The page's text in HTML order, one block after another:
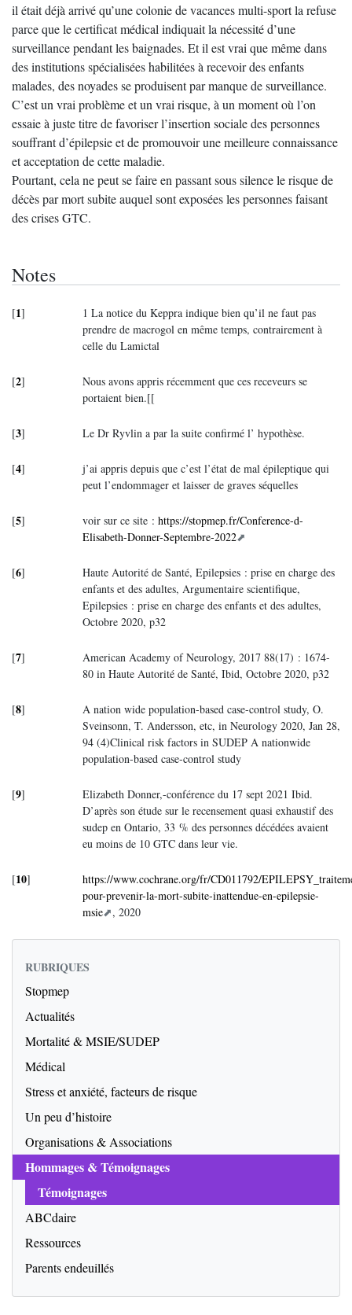
il était déjà arrivé qu’une colonie de vacances multi-sport la refuse
parce que le certificat médical indiquait la nécessité d’une
surveillance pendant les baignades. Et il est vrai que même dans
des institutions spécialisées habilitées à recevoir des enfants
malades, des noyades se produisent par manque de surveillance.
C’est un vrai problème et un vrai risque, à un moment où l’on
essaie à juste titre de favoriser l’insertion sociale des personnes
souffrant d’épilepsie et de promouvoir une meilleure connaissance
et acceptation de cette maladie.
Pourtant, cela ne peut se faire en passant sous silence le risque de
décès par mort subite auquel sont exposées les personnes faisant
des crises GTC.
Notes
[1]
1 La notice du Keppra indique bien qu’il ne faut pas
prendre de macrogol en même temps, contrairement à
celle du Lamictal
[2]
Nous avons appris récemment que ces receveurs se
portaient bien.[[
[3] Le Dr Ryvlin a par la suite confirmé l’ hypothèse.
[4]
j’ai appris depuis que c’est l’état de mal épileptique qui
peut l’endommager et laisser de graves séquelles
[5] voir sur ce site : https://stopmep.fr/Conference-d-
Elisabeth-Donner-Septembre-2022
[6]
Haute Autorité de Santé, Epilepsies : prise en charge des
enfants et des adultes, Argumentaire scientifique,
Epilepsies : prise en charge des enfants et des adultes,
Octobre 2020, p32
[7]
American Academy of Neurology, 2017 88(17) : 1674-
80 in Haute Autorité de Santé, Ibid, Octobre 2020, p32
[8]
A nation wide population-based case-control study, O.
Sveinsonn, T. Andersson, etc, in Neurology 2020, Jan 28,
94 (4)Clinical risk factors in SUDEP A nationwide
population-based case-control study
[9]
Elizabeth Donner,-conférence du 17 sept 2021 Ibid.
D’après son étude sur le recensement quasi exhaustif des
sudep en Ontario, 33 % des personnes décédées avaient
eu moins de 10 GTC dans leur vie.
[10]
https://www.cochrane.org/fr/CD011792/
pour-prevenir-la-mort-subite-inattendue-en-epilepsie-
msie
, 2020
RUBRIQUES
Stopmep
Actualités
Mortalité & MSIE/SUDEP
Médical
Stress et anxiété, facteurs de risque
Un peu d’histoire
Organisations & Associations
Hommages & Témoignages
Témoignages
ABCdaire
Ressources
Parents endeuillés